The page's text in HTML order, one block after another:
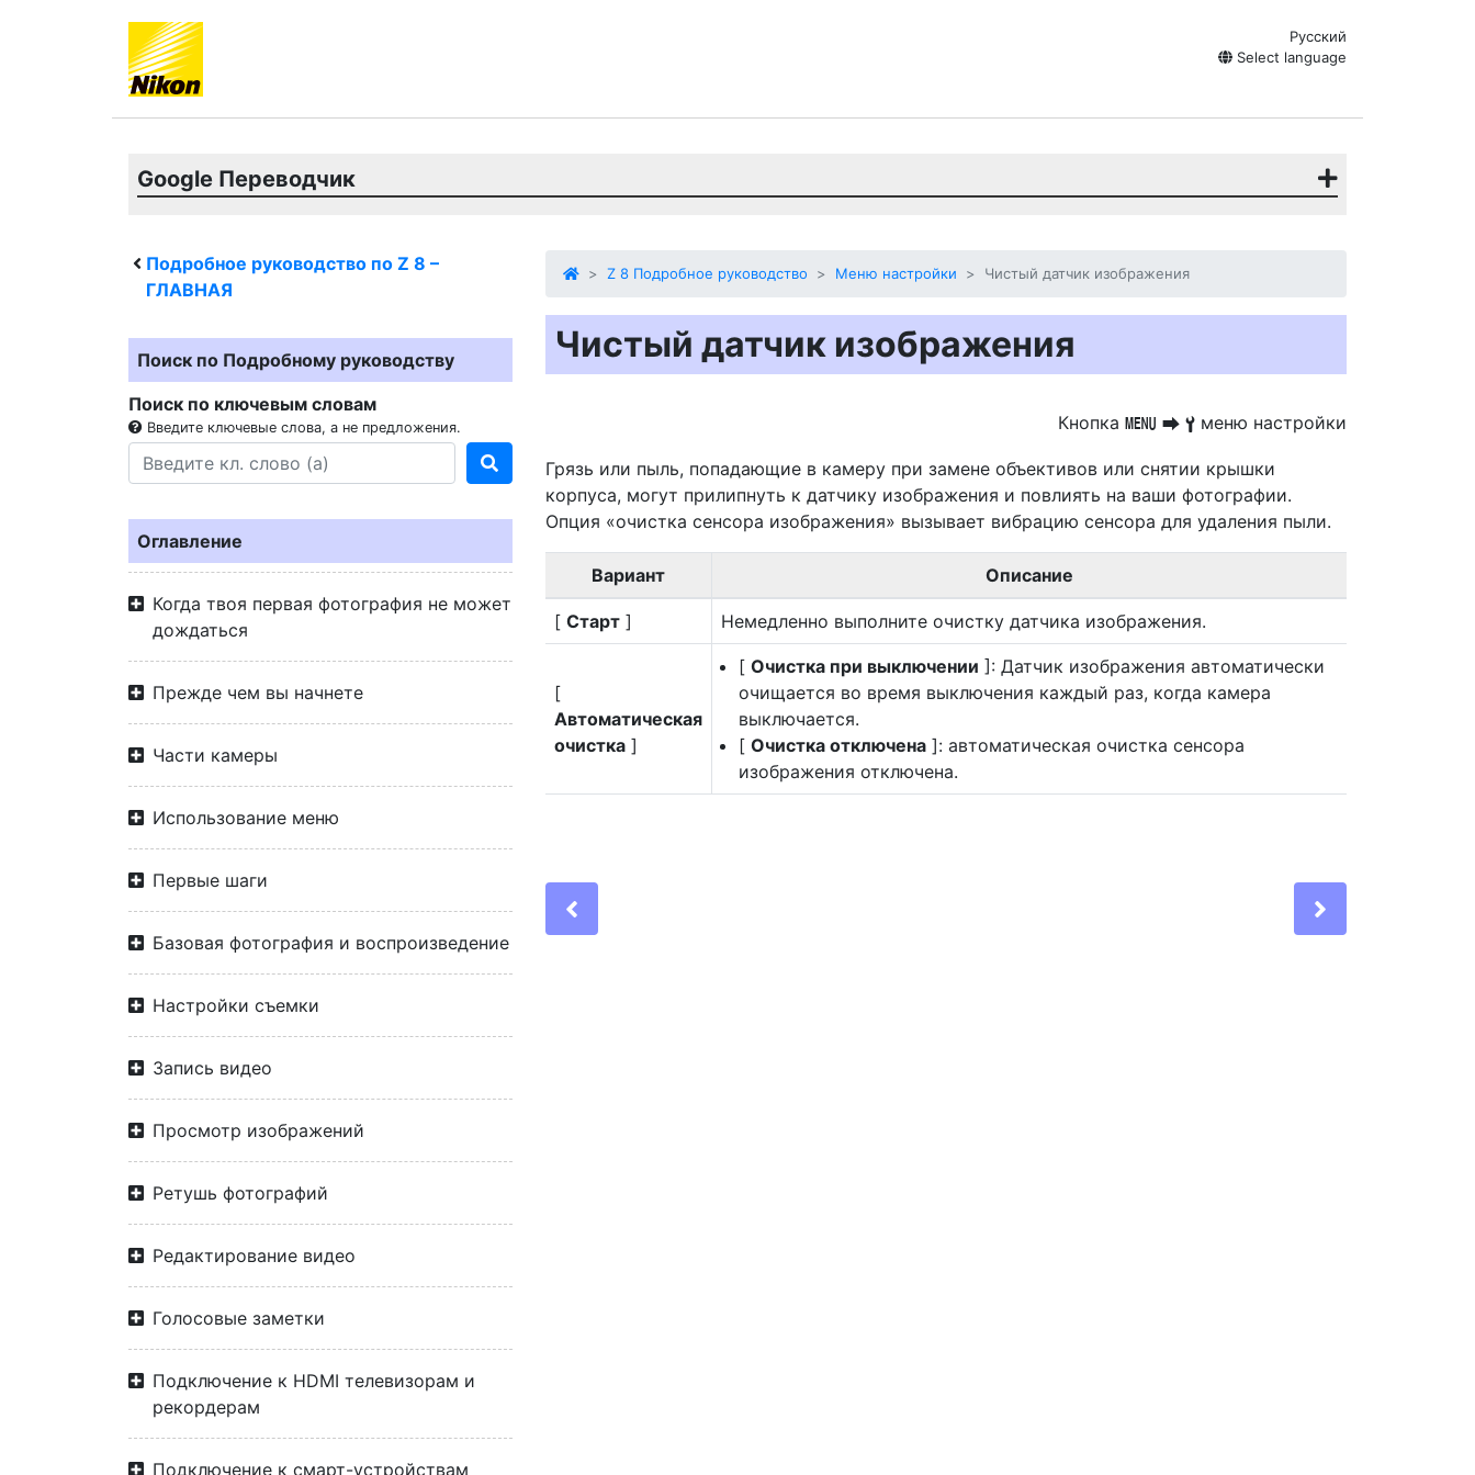
Русский
Select language
Google Переводчик
Подробное руководство по Z 8 –
ГЛАВНАЯ
Поиск по Подробному руководству
Поиск по ключевым словам
Введите ключевые слова, а не предложения.
Оглавление
Когда твоя первая фотография не может
дождаться
Прежде чем вы начнете
Части камеры
Использование меню
Первые шаги
Базовая фотография и воспроизведение
Настройки съемки
Запись видео
Просмотр изображений
Ретушь фотографий
Редактирование видео
Голосовые заметки
Подключение к HDMI телевизорам и
рекордерам
Подключение к смарт-устройствам
Z 8 Подробное руководство Меню настройки Чистый датчик изображения
Чистый датчик изображения
Кнопка G U B меню настройки
Грязь или пыль, попадающие в камеру при замене объективов или снятии крышки
корпуса, могут прилипнуть к датчику изображения и повлиять на ваши фотографии.
Опция «очистка сенсора изображения» вызывает вибрацию сенсора для удаления пыли.
Вариант Описание
[ Старт ] Немедленно выполните очистку датчика изображения.
[
Автоматическая
очистка ]
[ Очистка при выключении ]: Датчик изображения автоматически
очищается во время выключения каждый раз, когда камера
выключается.
[ Очистка отключена ]: автоматическая очистка сенсора
изображения отключена.